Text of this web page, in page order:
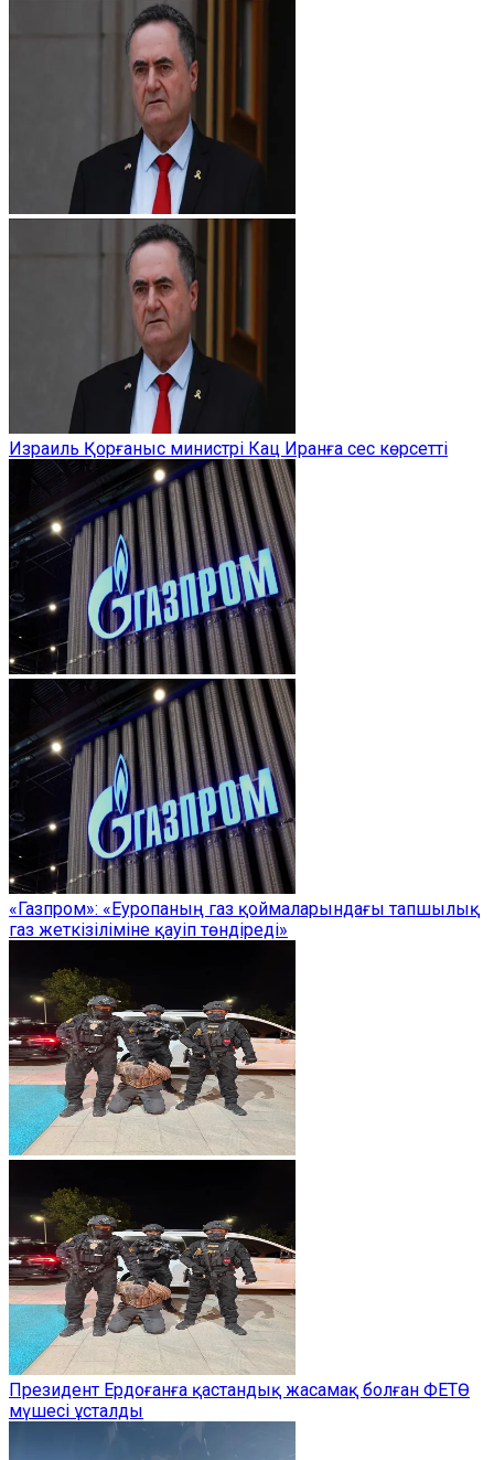
Израиль Қорғаныс министрі Кац Иранға сес көрсетті
«Газпром»: «Еуропаның газ қоймаларындағы тапшылық
газ жеткізіліміне қауіп төндіреді»
Президент Ердоғанға қастандық жасамақ болған ФЕТӨ
мүшесі ұсталды